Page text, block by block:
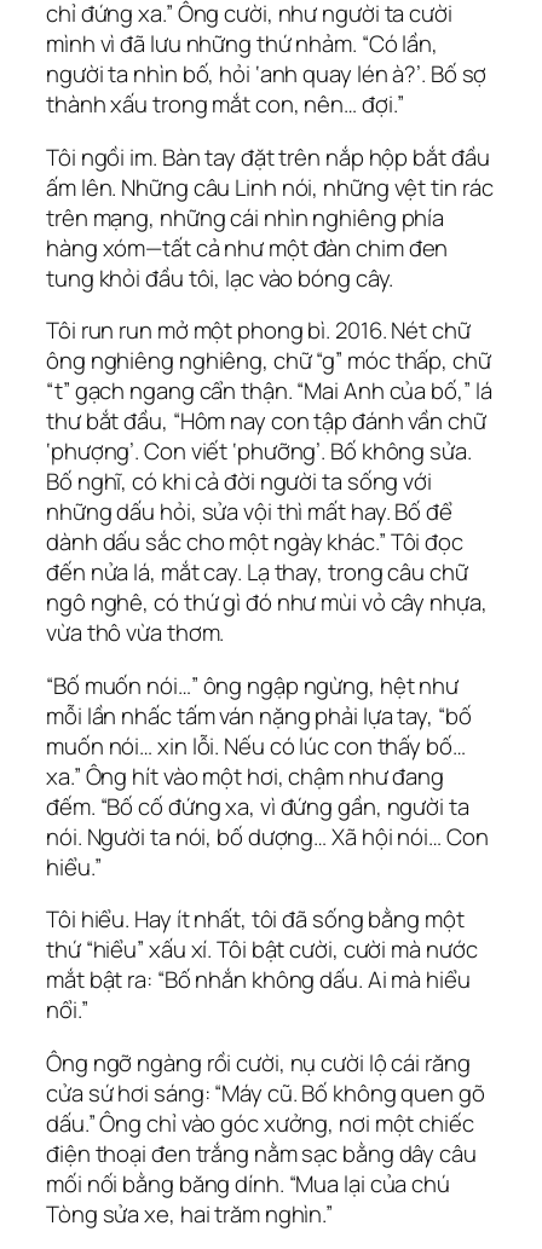
chỉ đứng xa.” Ông cười, như người ta cười
mình vì đã lưu những thứ nhảm. “Có lần,
người ta nhìn bố, hỏi ‘anh quay lén à?’. Bố sợ
thành xấu trong mắt con, nên… đợi.”
Tôi ngồi im. Bàn tay đặt trên nắp hộp bắt đầu
ấm lên. Những câu Linh nói, những vệt tin rác
trên mạng, những cái nhìn nghiêng phía
hàng xóm—tất cả như một đàn chim đen
tung khỏi đầu tôi, lạc vào bóng cây.
Tôi run run mở một phong bì. 2016. Nét chữ
ông nghiêng nghiêng, chữ “g” móc thấp, chữ
“t” gạch ngang cẩn thận. “Mai Anh của bố,” lá
thư bắt đầu, “Hôm nay con tập đánh vần chữ
‘phượng’. Con viết ‘phưỡng’. Bố không sửa.
Bố nghĩ, có khi cả đời người ta sống với
những dấu hỏi, sửa vội thì mất hay. Bố để
dành dấu sắc cho một ngày khác.” Tôi đọc
đến nửa lá, mắt cay. Lạ thay, trong câu chữ
ngô nghê, có thứ gì đó như mùi vỏ cây nhựa,
vừa thô vừa thơm.
“Bố muốn nói…” ông ngập ngừng, hệt như
mỗi lần nhấc tấm ván nặng phải lựa tay, “bố
muốn nói… xin lỗi. Nếu có lúc con thấy bố…
xa.” Ông hít vào một hơi, chậm như đang
đếm. “Bố cố đứng xa, vì đứng gần, người ta
nói. Người ta nói, bố dượng… Xã hội nói… Con
hiểu.”
Tôi hiểu. Hay ít nhất, tôi đã sống bằng một
thứ “hiểu” xấu xí. Tôi bật cười, cười mà nước
mắt bật ra: “Bố nhắn không dấu. Ai mà hiểu
nổi.”
Ông ngỡ ngàng rồi cười, nụ cười lộ cái răng
cửa sứ hơi sáng: “Máy cũ. Bố không quen gõ
dấu.” Ông chỉ vào góc xưởng, nơi một chiếc
điện thoại đen trắng nằm sạc bằng dây câu
mối nối bằng băng dính. “Mua lại của chú
Tòng sửa xe, hai trăm nghìn.”